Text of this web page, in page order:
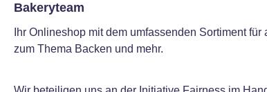
Bakeryteam
Ihr Onlineshop mit dem umfassenden Sortiment für
zum Thema Backen und mehr.